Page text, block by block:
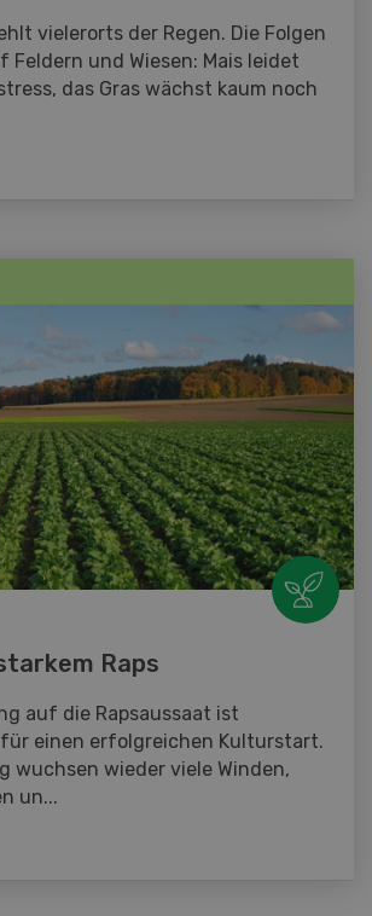
vielerorts der Regen. Die Folgen
Feldern und Wiesen: Mais leidet
das Gras wächst kaum noch
Raps
auf die Rapsaussaat ist
einen erfolgreichen Kulturstart.
wuchsen wieder viele Winden,
un...